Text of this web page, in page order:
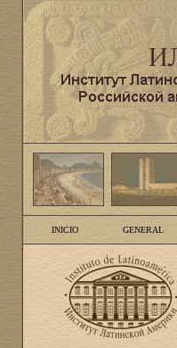
INICIO GENERAL